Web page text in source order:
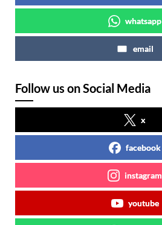
whatsapp
email
Follow us on Social Media
x
facebook
instagram
youtube